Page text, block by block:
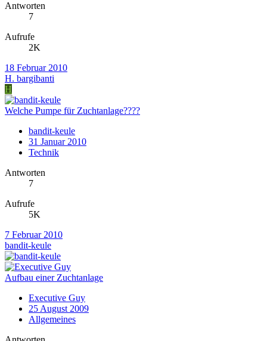
Antworten
7
Aufrufe
2K
18 Februar 2010
H. bargibanti
H
Welche Pumpe für Zuchtanlage????
bandit-keule
31 Januar 2010
Technik
Antworten
7
Aufrufe
5K
7 Februar 2010
bandit-keule
Aufbau einer Zuchtanlage
Executive Guy
25 August 2009
Allgemeines